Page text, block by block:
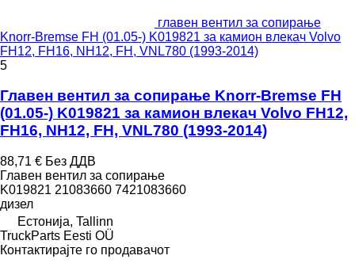
главен вентил за сопирање
Knorr-Bremse FH (01.05-) K019821 за камион влекач Volvo
FH12, FH16, NH12, FH, VNL780 (1993-2014)
5
Главен вентил за сопирање Knorr-Bremse FH
(01.05-) K019821 за камион влекач Volvo FH12,
FH16, NH12, FH, VNL780 (1993-2014)
88,71 € Без ДДВ
Главен вентил за сопирање
K019821 21083660 7421083660
дизел
Естонија, Tallinn
TruckParts Eesti OÜ
Контактирајте го продавачот